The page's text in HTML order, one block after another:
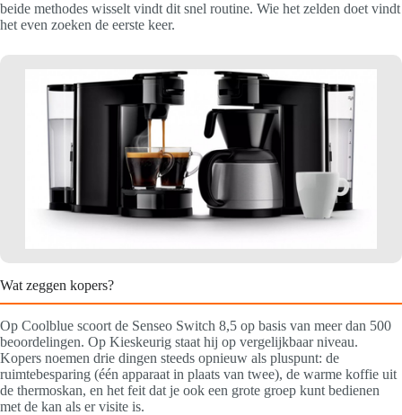
beide methodes wisselt vindt dit snel routine. Wie het zelden doet vindt
het even zoeken de eerste keer.
Wat zeggen kopers?
Op Coolblue scoort de Senseo Switch 8,5 op basis van meer dan 500
beoordelingen. Op Kieskeurig staat hij op vergelijkbaar niveau.
Kopers noemen drie dingen steeds opnieuw als pluspunt: de
ruimtebesparing (één apparaat in plaats van twee), de warme koffie uit
de thermoskan, en het feit dat je ook een grote groep kunt bedienen
met de kan als er visite is.